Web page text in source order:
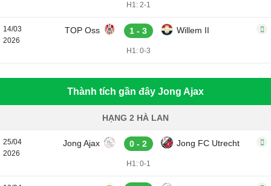
H1: 2-1
14/03
2026
TOP Oss 1 - 3 Willem II
H1: 0-3
Thành tích gần đây Jong Ajax
HẠNG 2 HÀ LAN
25/04
2026
Jong Ajax 0 - 2 Jong FC Utrecht
H1: 0-1